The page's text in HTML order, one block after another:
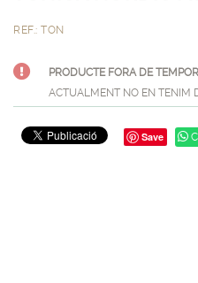
REF.: TON
PRODUCTE FORA DE
ACTUALMENT NO EN TENIM
Save